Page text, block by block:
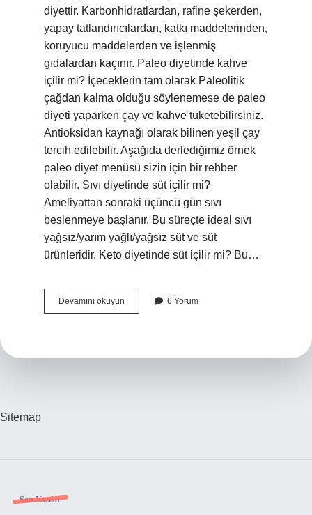
diyettir. Karbonhidratlardan, rafine şekerden,
yapay tatlandırıcılardan, katkı maddelerinden,
koruyucu maddelerden ve işlenmiş
gıdalardan kaçınır. Paleo diyetinde kahve
içilir mi? İçeceklerin tam olarak Paleolitik
çağdan kalma olduğu söylenemese de paleo
diyeti yaparken çay ve kahve tüketebilirsiniz.
Antioksidan kaynağı olarak bilinen yeşil çay
tercih edilebilir. Aşağıda derlediğimiz örnek
paleo diyet menüsü sizin için bir rehber
olabilir. Sıvı diyetinde süt içilir mi?
Ameliyattan sonraki üçüncü gün sıvı
beslenmeye başlanır. Bu süreçte ideal sıvı
yağsız/yarım yağlı/yağsız süt ve süt
ürünleridir. Keto diyetinde süt içilir mi? Bu…
Devamını okuyun
Diyetinde
6 Yorum
Sitemap
Sidebar
Son Yazılar